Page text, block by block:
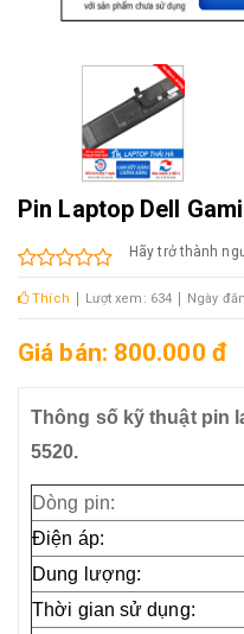
Pin Laptop Dell
Hãy trở thành
Thích Lượt xem: 634 Ngày
Giá bán: 800.000 đ
Thông số kỹ thuật pin
5520.
Dòng pin:
Điện áp:
Dung lượng:
Thời gian sử dụng: